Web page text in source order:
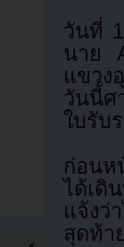
วันที่
นาย
แขวง
วันนี้ศ
ใบรับ
ก่อนห
ได้เดิ
แจ้งว่
สุดท้า